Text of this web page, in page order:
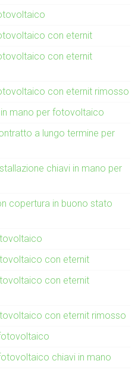
con eternit
con eternit
con eternit rimosso
mano per fotovoltaico
a lungo termine per
chiavi in mano per
copertura in buono stato
con eternit
con eternit
con eternit rimosso
chiavi in mano